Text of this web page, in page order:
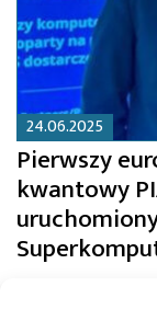
24.06.2025
Pierwszy
kwantowy